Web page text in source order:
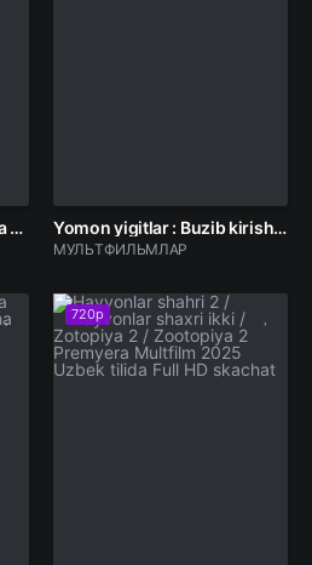
Yana o'sha yangi yil / O'sha Rojdestvo Multfilm Uzbek tilida 2025 O'zbekcha tarjima Full HD skachat Yomon yigitlar : Buzib kirish Premyera Barcha qismlar multfilm 2025 Uzbek tilida Full HD skachat
МУЛЬТФИЛЬМЛАР
720p